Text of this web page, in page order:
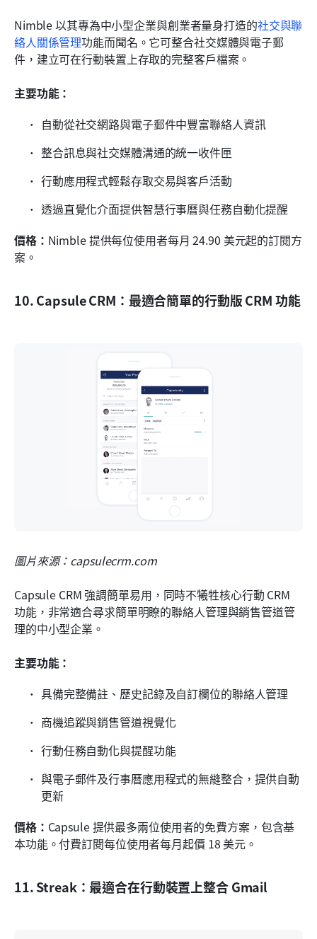
Nimble 以其專為中小型企業與創業者量身打造的社交與聯
絡人關係管理功能而聞名。它可整合社交媒體與電子郵
件，建立可在行動裝置上存取的完整客戶檔案。
主要功能：
自動從社交網路與電子郵件中豐富聯絡人資訊
整合訊息與社交媒體溝通的統一收件匣
行動應用程式輕鬆存取交易與客戶活動
透過直覺化介面提供智慧行事曆與任務自動化提醒
價格： Nimble 提供每位使用者每月 24.90 美元起的訂閱方
案。
10. Capsule CRM：最適合簡單的行動版 CRM 功能
圖片來源：capsulecrm.com
Capsule CRM 強調簡單易用，同時不犧牲核心行動 CRM
功能，非常適合尋求簡單明瞭的聯絡人管理與銷售管道管
理的中小型企業。
主要功能：
具備完整備註、歷史記錄及自訂欄位的聯絡人管理
商機追蹤與銷售管道視覺化
行動任務自動化與提醒功能
與電子郵件及行事曆應用程式的無縫整合，提供自動
更新
價格： Capsule 提供最多兩位使用者的免費方案，包含基
本功能。付費訂閱每位使用者每月起價 18 美元。
11. Streak：最適合在行動裝置上整合 Gmail